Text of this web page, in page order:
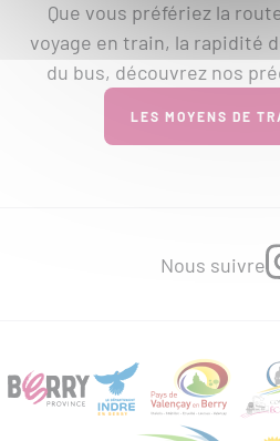
Que vous préfériez la
voyage en train, la rapidité
du bus, découvrez nos
LES MOYENS DE
Nous suivre